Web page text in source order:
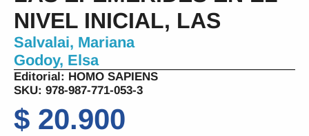
NIVEL INICIAL, LAS
Salvalai, Mariana
Godoy, Elsa
Editorial: HOMO SAPIENS
SKU: 978-987-771-053-3
$ 20.900